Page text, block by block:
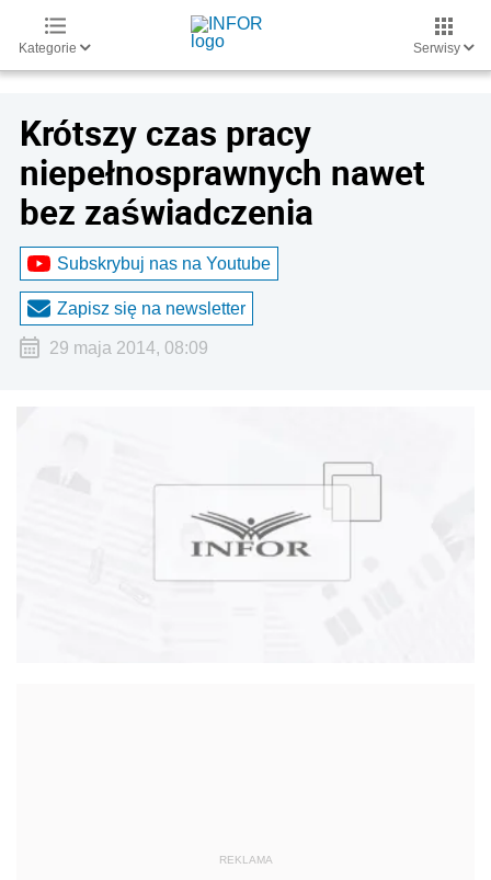
Kategorie Serwisy
Krótszy czas pracy
niepełnosprawnych nawet
bez zaświadczenia
Subskrybuj nas na Youtube
Zapisz się na newsletter
29 maja 2014, 08:09